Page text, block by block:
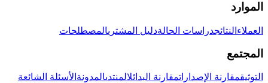
الموارد
العملاء النتائجدراسات الحالةدليل المشتريالمصطلحات
المجتمع
التوثيقمقارنة الإصداراتمقارنة البدائلالمنتدىالمدونة الأسئلة الشائعة